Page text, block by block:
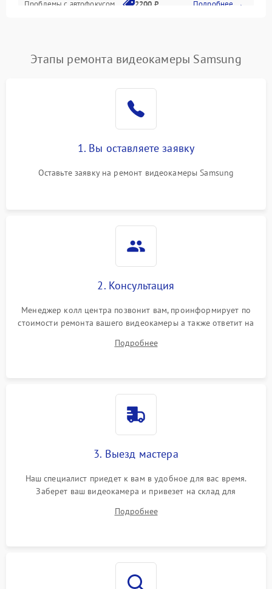
Проблемы с автофокусом 2200 ₽ Подробнее →
2200 ₽
Не работает стабилизация
2300 ₽ Подробнее →
Этапы ремонта видеокамеры Samsung
1. Вы оставляете заявку
Оставьте заявку на ремонт видеокамеры Samsung
2. Консультация
Менеджер колл центра позвонит вам, проинформирует по
стоимости ремонта вашего видеокамеры а также ответит на
Подробнее
3. Выезд мастера
Наш специалист приедет к вам в удобное для вас время.
Заберет ваш видеокамера и привезет на склад для
Подробнее